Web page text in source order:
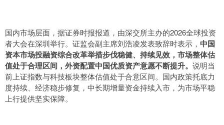
国内市场层面，据证券时报报道，由深交所主办的2026全球投资
者大会在深圳举行。证监会副主席刘浩凌发表致辞时表示， 中国
资本市场投融资综合改革举措步伐稳健、持续见效，市场整体估
值处于合理区间，外资配置中国优质资产意愿不断提升。 说明当
前上证指数与科技板块整体估值处于合意区间。国内政策托底力
度持续、经济稳步修复，中长期增量资金持续入市，为市场平稳
上行提供坚实保障。